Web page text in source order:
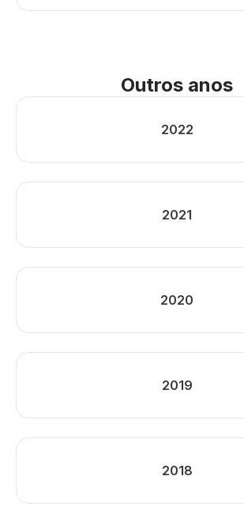
Outros anos
2022
2021
2020
2019
2018